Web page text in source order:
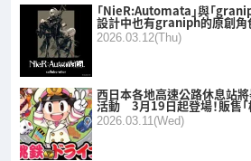
「NieR:Automata」與「
設計中也有graniph的原創
2026.03.12(Thu)
西日本各地高速公路休息站將
活動 3月19日起登場！販售
2026.03.11(Wed)